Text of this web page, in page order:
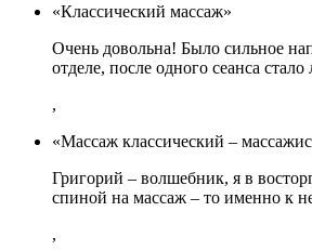
«Классический массаж»
Очень довольна! Было сильное
отделе, после одного сеанса стало
,
«Массаж классический –
Григорий – волшебник, я в
спиной на массаж – то именно к
,